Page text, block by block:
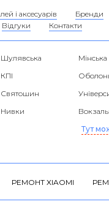
і аксесуарів Бренди
Відгуки Контакти
Шулявська Мінська
КПІ
Святошин
Нивки
Тут
РЕМОНТ XIAOMI